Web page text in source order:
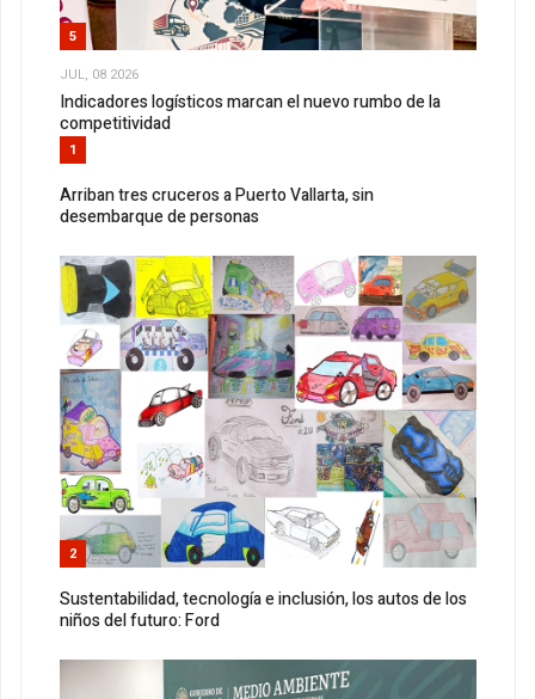
5
JUL, 08 2026
Indicadores logísticos marcan el nuevo rumbo de la
competitividad
1
Arriban tres cruceros a Puerto Vallarta, sin
desembarque de personas
2
Sustentabilidad, tecnología e inclusión, los autos de los
niños del futuro: Ford